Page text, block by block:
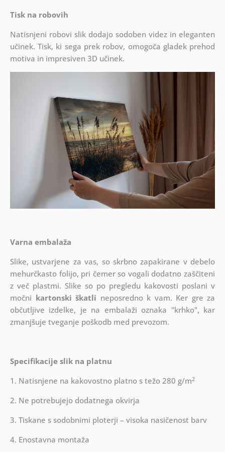
Tisk na robovih
Natisnjeni robovi slik dodajo sodoben videz in eleganten
učinek. Tisk, ki sega prek robov, omogoča gladek prehod
motiva in impresiven 3D učinek.
Varna embalaža
Slike, ustvarjene za vas, so skrbno zapakirane v debelo
mehurčkasto folijo, pri čemer so vogali dodatno zaščiteni
z več plastmi. Slike so po pregledu kakovosti poslani v
močni kartonski škatli neposredno k vam. Ker gre za
občutljive izdelke, je na embalaži oznaka "krhko", kar
zmanjšuje tveganje poškodb med prevozom.
Specifikacije slik na platnu
1. Natisnjene na kakovostno platno s težo 280 g/m2
2. Ne potrebujejo dodatnega okvirja
3. Tiskane s sodobnimi ploterji – visoka nasičenost barv
4. Enostavna montaža